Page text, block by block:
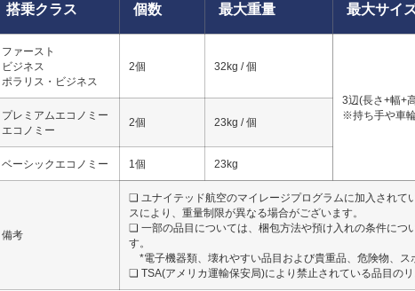
搭乗クラス 個数 最大重量 最大サイ
ファースト
ビジネス
ポラリス・ビジネス
2個 32kg / 個
3辺(長さ+幅+
※持ち手や車
プレミアムエコノミー
エコノミー
2個 23kg / 個
ベーシックエコノミー 1個 23kg
備考
❏ ユナイテッド航空のマイレージプログラムに加入されて
スにより、重量制限が異なる場合がございます。
❏ 一部の品目については、梱包方法や預け入れの条件につ
す。
*電子機器類、壊れやすい品目および貴重品、危険物、ス
❏ TSA(アメリカ運輸保安局)により禁止されている品目のリ